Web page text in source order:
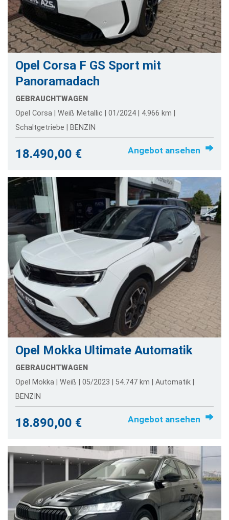
Opel Corsa F GS Sport mit
Panoramadach
GEBRAUCHTWAGEN
Opel Corsa | Weiß Metallic | 01/2024 | 4.966 km |
Schaltgetriebe | BENZIN
18.490,00 € Angebot ansehen
Opel Mokka Ultimate Automatik
GEBRAUCHTWAGEN
Opel Mokka | Weiß | 05/2023 | 54.747 km | Automatik |
BENZIN
18.890,00 € Angebot ansehen